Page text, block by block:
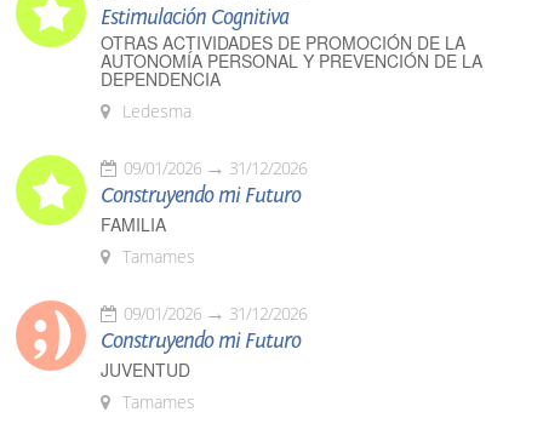
Estimulación Cognitiva
OTRAS ACTIVIDADES DE PROMOCIÓN DE LA
AUTONOMÍA PERSONAL Y PREVENCIÓN DE LA
DEPENDENCIA
Ledesma
09/01/2026 31/12/2026
Construyendo mi Futuro
FAMILIA
Tamames
09/01/2026 31/12/2026
Construyendo mi Futuro
JUVENTUD
Tamames